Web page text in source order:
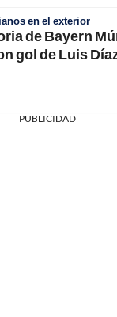
en el exterior
de Bayern
gol de Luis
PUBLICIDAD